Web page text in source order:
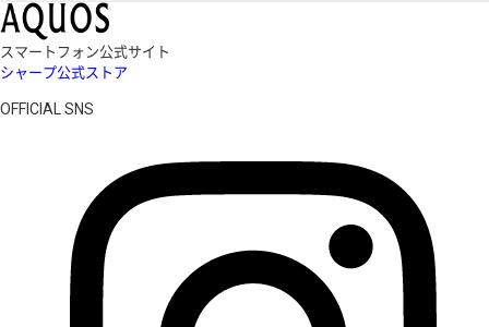
スマートフォン公式サイト
シャープ公式ストア
OFFICIAL SNS